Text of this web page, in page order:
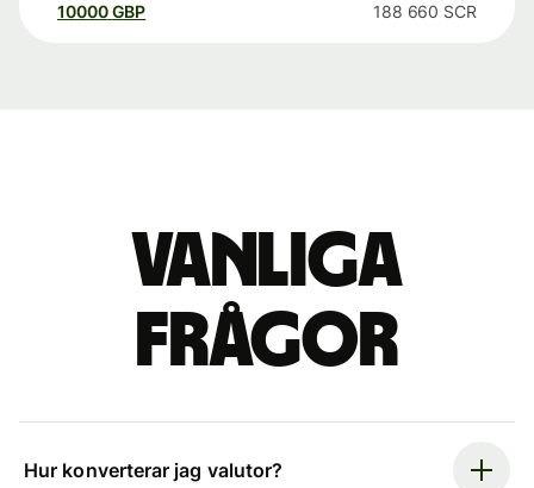
10000 GBP 188 660 SCR
Vanliga
frågor
Hur konverterar jag valutor?